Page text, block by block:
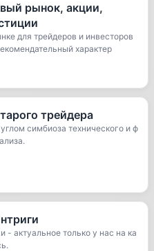
рынок, акции,
для трейдеров и инвесторов
характер
трейдера
симбиоза технического и ф
- актуальное только у нас на ка